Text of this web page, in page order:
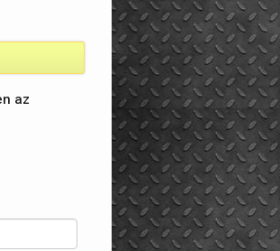
az